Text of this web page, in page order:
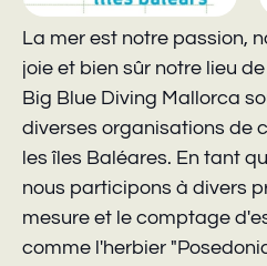
La mer est notre passion,
joie et bien sûr notre lieu
Big Blue Diving Mallorca
diverses organisations de
les îles Baléares. En tant
nous participons à divers
mesure et le comptage
comme l'herbier